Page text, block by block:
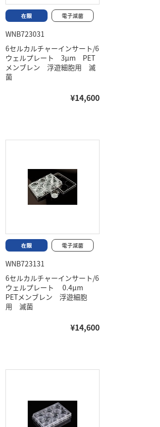
WNB723031
6セルカルチャーインサート/6
ウェルプレート 3μm PET
メンブレン 浮遊細胞用 滅
菌
¥14,600
WNB723131
6セルカルチャーインサート/6
ウェルプレート 0.4μm
PETメンブレン 浮遊細胞
用 滅菌
¥14,600